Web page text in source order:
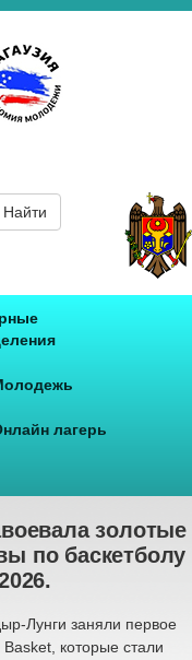
Найти
лагерь
золотые
по баскетболу
Лунги заняли первое
которые стали